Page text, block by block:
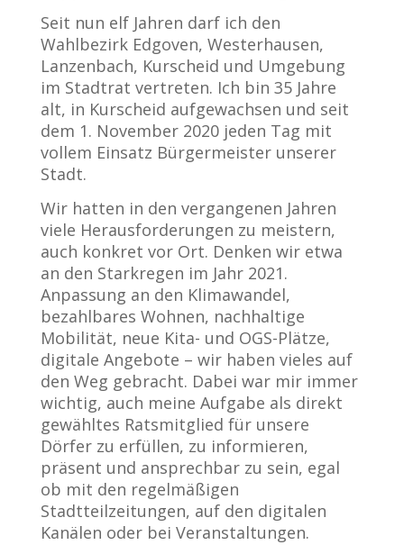
Seit nun elf Jahren darf ich den
Wahlbezirk Edgoven, Westerhausen,
Lanzenbach, Kurscheid und Umgebung
im Stadtrat vertreten. Ich bin 35 Jahre
alt, in Kurscheid aufgewachsen und seit
dem 1. November 2020 jeden Tag mit
vollem Einsatz Bürgermeister unserer
Stadt.
Wir hatten in den vergangenen Jahren
viele Herausforderungen zu meistern,
auch konkret vor Ort. Denken wir etwa
an den Starkregen im Jahr 2021.
Anpassung an den Klimawandel,
bezahlbares Wohnen, nachhaltige
Mobilität, neue Kita- und OGS-Plätze,
digitale Angebote – wir haben vieles auf
den Weg gebracht. Dabei war mir immer
wichtig, auch meine Aufgabe als direkt
gewähltes Ratsmitglied für unsere
Dörfer zu erfüllen, zu informieren,
präsent und ansprechbar zu sein, egal
ob mit den regelmäßigen
Stadtteilzeitungen, auf den digitalen
Kanälen oder bei Veranstaltungen.